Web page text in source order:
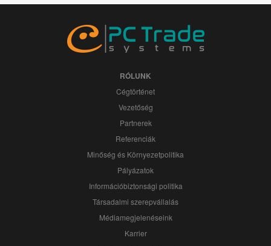
RÓLUNK
Cégtörténet
Vezetőség
Partnerek
Referenciák
Minőség és Környezetpolitika
Pályázatok
Információbiztonsági politika
Társadalmi szerepvállalás
Médiamegjelenéseink
Karrier